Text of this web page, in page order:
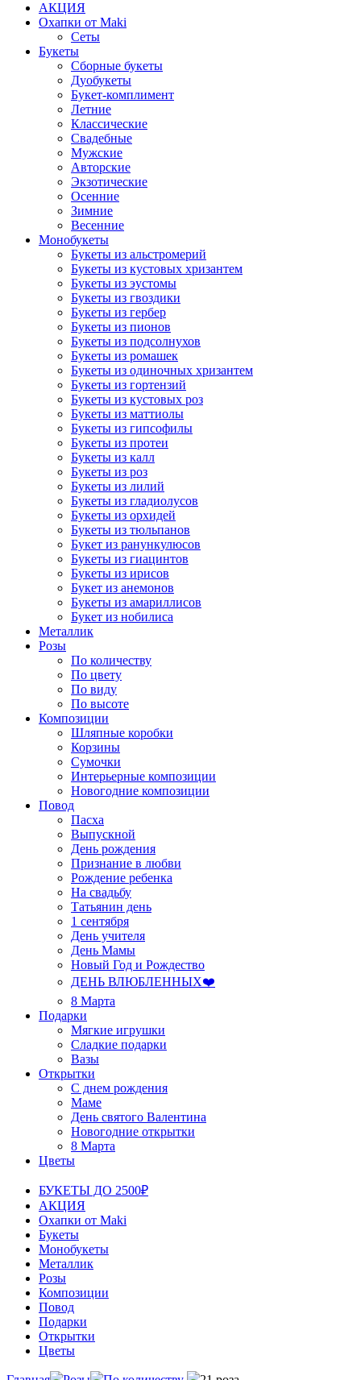
АКЦИЯ
Охапки от Maki
Сеты
Букеты
Сборные букеты
Дуобукеты
Букет-комплимент
Летние
Классические
Свадебные
Мужские
Авторские
Экзотические
Осенние
Зимние
Весенние
Монобукеты
Букеты из альстромерий
Букеты из кустовых хризантем
Букеты из эустомы
Букеты из гвоздики
Букеты из гербер
Букеты из пионов
Букеты из подсолнухов
Букеты из ромашек
Букеты из одиночных хризантем
Букеты из гортензий
Букеты из кустовых роз
Букеты из маттиолы
Букеты из гипсофилы
Букеты из протеи
Букеты из калл
Букеты из роз
Букеты из лилий
Букеты из гладиолусов
Букеты из орхидей
Букеты из тюльпанов
Букет из ранункулюсов
Букеты из гиацинтов
Букеты из ирисов
Букет из анемонов
Букеты из амариллисов
Букет из нобилиса
Металлик
Розы
По количеству
По цвету
По виду
По высоте
Композиции
Шляпные коробки
Корзины
Сумочки
Интерьерные композиции
Новогодние композиции
Повод
Пасха
Выпускной
День рождения
Признание в любви
Рождение ребенка
На свадьбу
Татьянин день
1 сентября
День учителя
День Мамы
Новый Год и Рождество
ДЕНЬ ВЛЮБЛЕННЫХ❤️
8 Марта
Подарки
Мягкие игрушки
Сладкие подарки
Вазы
Открытки
С днем рождения
Маме
День святого Валентина
Новогодние открытки
8 Марта
Цветы
БУКЕТЫ ДО 2500₽
АКЦИЯ
Охапки от Maki
Букеты
Монобукеты
Металлик
Розы
Композиции
Повод
Подарки
Открытки
Цветы